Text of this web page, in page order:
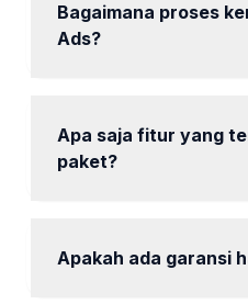
Bagaimana proses
Ads?
Apa saja fitur yang
paket?
Apakah ada garansi